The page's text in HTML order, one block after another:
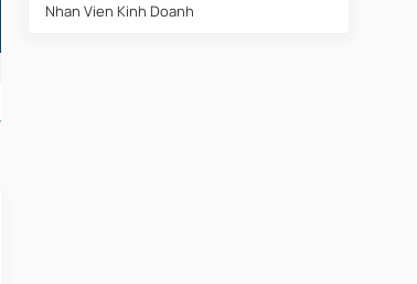
Nhan Vien Kinh Doanh